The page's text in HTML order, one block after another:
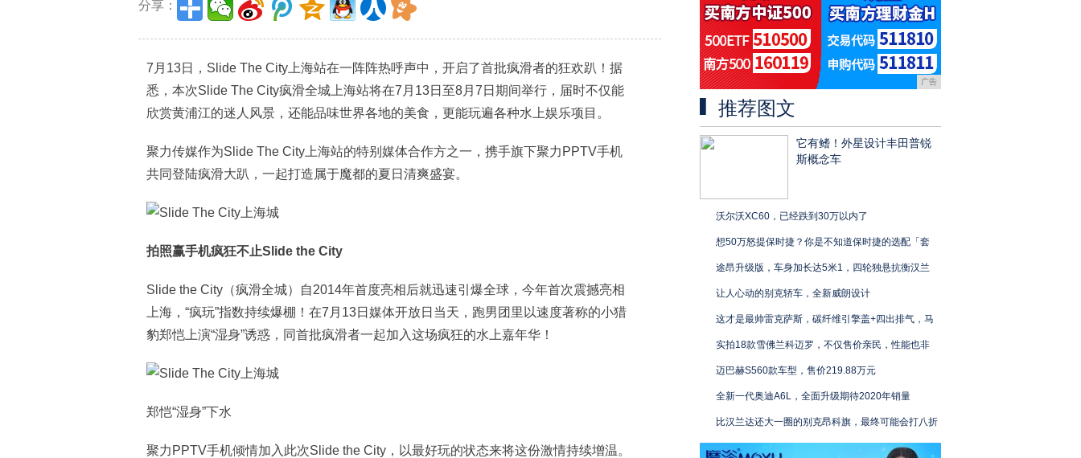
分享：
7月13日，Slide The City上海站在一阵阵热呼声中，开启了首批疯滑者的狂欢趴！据
悉，本次Slide The City疯滑全城上海站将在7月13日至8月7日期间举行，届时不仅能
欣赏黄浦江的迷人风景，还能品味世界各地的美食，更能玩遍各种水上娱乐项目。
聚力传媒作为Slide The City上海站的特别媒体合作方之一，携手旗下聚力PPTV手机
共同登陆疯滑大趴，一起打造属于魔都的夏日清爽盛宴。
拍照赢手机疯狂不止Slide the City
Slide the City（疯滑全城）自2014年首度亮相后就迅速引爆全球，今年首次震撼亮相
上海，“疯玩”指数持续爆棚！在7月13日媒体开放日当天，跑男团里以速度著称的小猎
豹郑恺上演“湿身”诱惑，同首批疯滑者一起加入这场疯狂的水上嘉年华！
郑恺“湿身”下水
聚力PPTV手机倾情加入此次Slide the City，以最好玩的状态来将这份激情持续增温。
广告
推荐图文
它有鳍！外星设计丰田普锐
斯概念车
沃尔沃XC60，已经跌到30万以内了
想50万怒提保时捷？你是不知道保时捷的选配「套
途昂升级版，车身加长达5米1，四轮独悬抗衡汉兰
让人心动的别克轿车，全新威朗设计
这才是最帅雷克萨斯，碳纤维引擎盖+四出排气，马
实拍18款雪佛兰科迈罗，不仅售价亲民，性能也非
迈巴赫S560款车型，售价219.88万元
全新一代奥迪A6L，全面升级期待2020年销量
比汉兰达还大一圈的别克昂科旗，最终可能会打八折